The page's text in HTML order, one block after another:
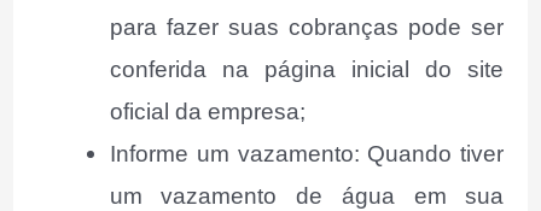
para fazer suas cobranças pode ser
conferida na página inicial do site
oficial da empresa;
Informe um vazamento: Quando tiver
um vazamento de água em sua